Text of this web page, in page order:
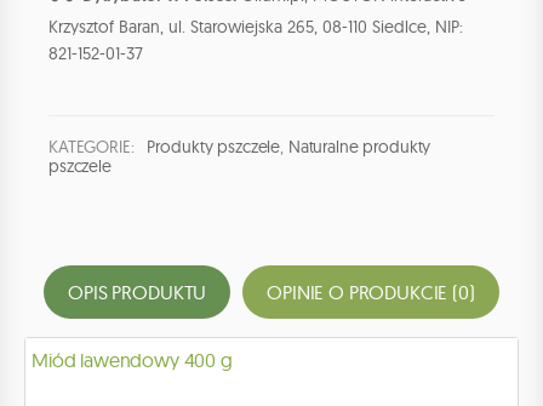
Krzysztof Baran, ul. Starowiejska 265, 08-110 Siedlce, NIP:
821-152-01-37
KATEGORIE: Produkty pszczele, Naturalne produkty
pszczele
OPIS PRODUKTU OPINIE O PRODUKCIE (0)
Miód lawendowy 400 g